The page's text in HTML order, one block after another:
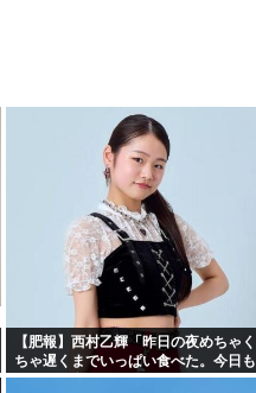
【肥報】西村乙輝「昨日の夜めちゃく
ちゃ遅くまでいっぱい食べた。今日も
いっぱい食べてやる」